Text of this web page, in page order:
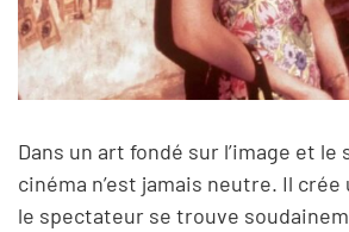
Dans un art fondé sur l’image et le
cinéma n’est jamais neutre. Il crée
le spectateur se trouve